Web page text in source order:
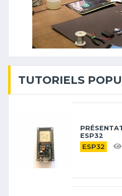
TUTORIELS
ESP32
ESP32